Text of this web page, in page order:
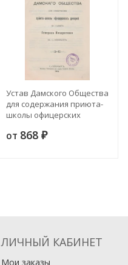
Устав Дамского Общества
для содержания приюта-
школы офицерских
Генерала Кондратенко в
от 868 ₽
ЛИЧНЫЙ КАБИНЕТ
Мои заказы